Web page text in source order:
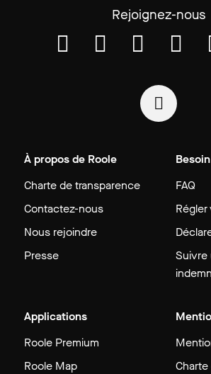
Rejoignez-nous
À propos de Roole
Charte de transparence
Contactez-nous
Nous rejoindre
Presse
FAQ
Suivre
Applications
Roole Premium
Roole Map